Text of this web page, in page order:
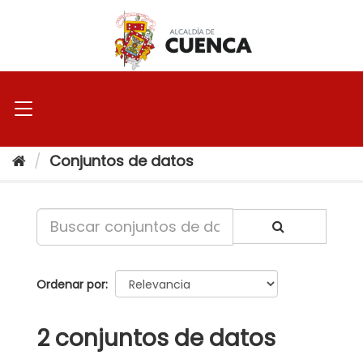
Conjuntos de datos
Ordenar por
2 conjuntos de datos